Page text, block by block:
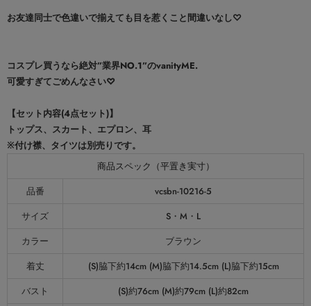
お友達同士で色違いで揃えても目を惹くこと間違いなし♡
コスプレ買うなら絶対”業界NO.1”のvanityME.
可愛すぎてごめんなさい♡
【セット内容(4点セット)】
トップス、スカート、エプロン、耳
※付け襟、タイツは別売りです。
商品スペック（平置き実寸）
品番
vcsbn-10216-5
サイズ
S・M・L
カラー
ブラウン
着丈
(S)脇下約14cm (M)脇下約14.5cm (L)脇下約15cm
バスト
(S)約76cm (M)約79cm (L)約82cm